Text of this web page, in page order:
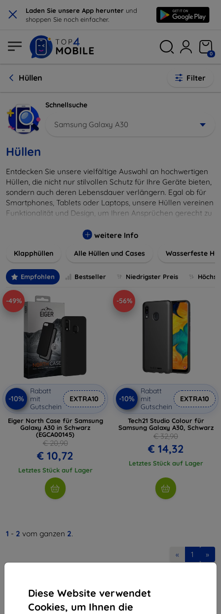
× Laden Sie unsere App herunter und
shoppen Sie noch einfacher.
Diese Website verwendet
Cookies, um Ihnen die
0
Hüllen Filter
Schnellsuche
Samsung Galaxy A30
Hüllen
Entdecken Sie unsere vielfältige Auswahl an hochwertigen
Hüllen, die nicht nur stilvollen Schutz für Ihre Geräte bieten,
sondern auch deren Lebensdauer verlängern. Egal ob für
Smartphones, Tablets oder Laptops, unsere Hüllen vereinen
Funktionalität und Design, um Ihren Ansprüchen gerecht zu
Farben, um Ihren persönlichen Stil perfekt zu
weitere Info
Klapphüllen Alle Hüllen und Cases Wasserfeste
Empfohlen Bestseller Niedrigster Preis
-49%
-10%
Rabatt
mit
Gutschein
EXTRA10
Eiger North Case für Samsung
Galaxy A30 in Schwarz
(EGCA00145)
€ 20,90
€ 10,72
Letztes Stück auf Lager
-56%
-10%
Rabatt
mit
Gutschein
EXTRA10
Tech21 Studio Colour für
Samsung Galaxy A30, Schwarz
€ 32,90
€ 14,32
Letztes Stück auf Lager
1 - 2 vom ganzen 2.
« 1 »